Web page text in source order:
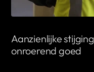
Aanzienlijke
onroerend goed